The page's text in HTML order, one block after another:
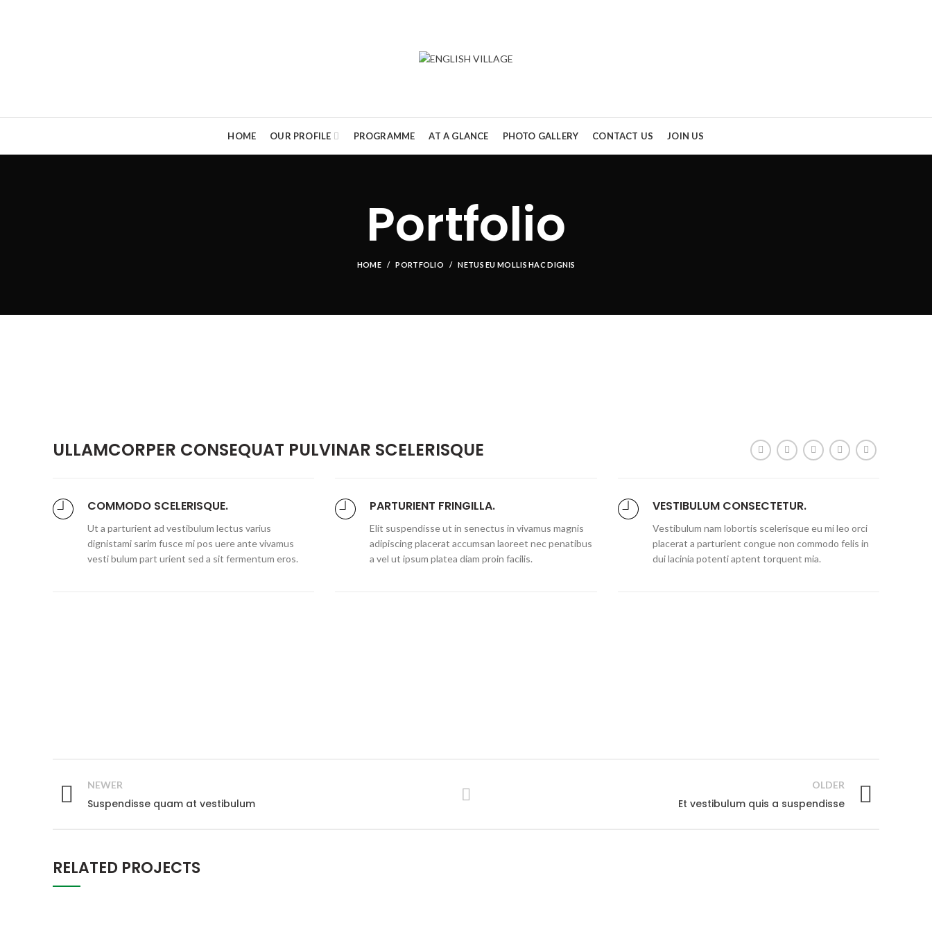
HOME OUR PROFILE PROGRAMME AT A GLANCE PHOTO GALLERY CONTACT US JOIN US
Portfolio
HOME PORTFOLIO NETUS EU MOLLIS HAC DIGNIS
ULLAMCORPER CONSEQUAT PULVINAR SCELERISQUE
COMMODO SCELERISQUE.
Ut a parturient ad vestibulum lectus varius
dignistami sarim fusce mi pos uere ante vivamus
vesti bulum part urient sed a sit fermentum eros.
PARTURIENT FRINGILLA.
Elit suspendisse ut in senectus in vivamus magnis
adipiscing placerat accumsan laoreet nec penatibus
a vel ut ipsum platea diam proin facilis.
VESTIBULUM CONSECTETUR.
Vestibulum nam lobortis scelerisque eu mi leo orci
placerat a parturient congue non commodo felis in
dui lacinia potenti aptent torquent mia.
NEWER
Suspendisse quam at vestibulum
OLDER
Et vestibulum quis a suspendisse
RELATED PROJECTS